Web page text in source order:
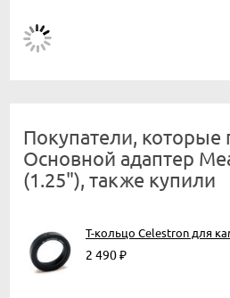
Покупатели, которые
Основной адаптер
(1.25"), также купили
Т-кольцо Celestron для
2 490₽